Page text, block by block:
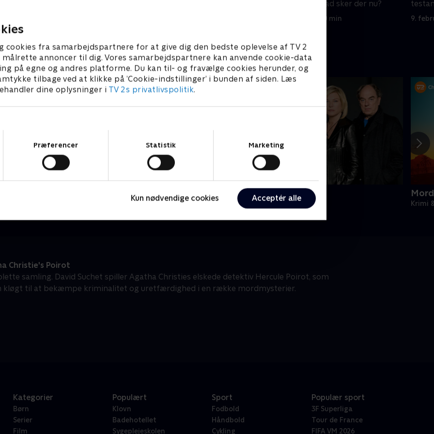
cookies fra samarbejdspartnere for at give dig den bedste oplevelse af TV 2
annoncer til dig. Vores samarbejdspartnere kan anvende cookie-data
på egne og andres platforme. Du kan til- og fravælge cookies herunder, og
tilbage ved at klikke på ’Cookie-indstillinger’ i bunden af siden. Læs
dine oplysninger i TV 2s privatlivspolitik.
Præferencer Statistik Marketing
Kun nødvendige cookies Acceptér alle
• 50 min
dengang. Men hvad sker der nu?
9. februar 2026 • 50 min 9.
Fornyet mistanke
Krimi & Spænding • 2 sæsoner Krimi
Christie's Poirot
samling. David Suchet spiller Agatha Christies elskede detektiv Hercule Poirot, som
kløgt til at bekæmpe kriminalitet og uretfærdighed i en række mordmysterier.
Kategorier
Børn
Serier
Film
Populært
Klovn
Badehotellet
Sygeplejeskolen
Sport
Fodbold
Håndbold
Cykling
Populær sport
3F Superliga
Tour de France
FIFA VM 2026